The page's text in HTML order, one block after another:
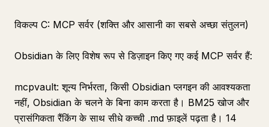
विकल्प C: MCP सर्वर (शक्ति और आसानी का सबसे अच्छा संतुलन)
Obsidian के लिए विशेष रूप से डिज़ाइन किए गए कई MCP सर्वर हैं:
mcpvault: शून्य निर्भरता, किसी Obsidian प्लगइन की आवश्यकता
नहीं, Obsidian के चलने के बिना काम करता है। BM25 खोज और
प्रासंगिकता रैंकिंग के साथ सीधे कच्ची .md फ़ाइलें पढ़ता है। 14